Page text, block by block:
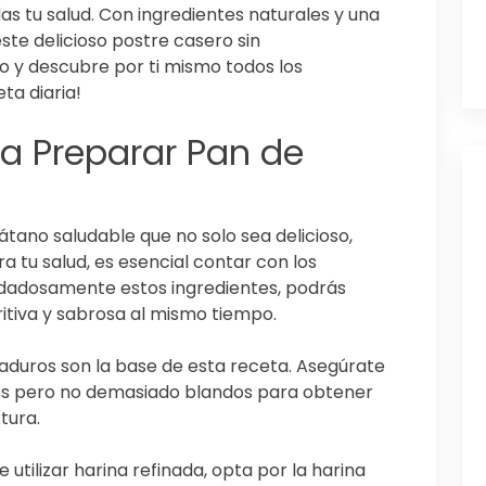
tu salud. Con ingredientes naturales y una
delicioso postre casero sin
y descubre por ti mismo todos los
diaria!
Preparar Pan de
saludable que no solo sea delicioso,
tu salud, es esencial contar con los
estos ingredientes, podrás
y sabrosa al mismo tiempo.
son la base de esta receta. Asegúrate
pero no demasiado blandos para obtener
utilizar harina refinada, opta por la harina